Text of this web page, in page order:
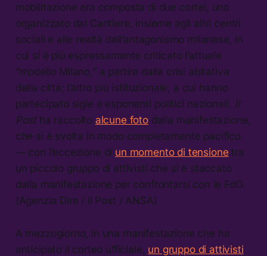
mobilitazione era composta di due cortei, uno
organizzato dal Cantiere, insieme agli altri centri
sociali e alle realtà dell’antagonismo milanese, in
cui si è più espressamente criticato l’attuale
“modello Milano,” a partire dalla crisi abitativa
della città; l’altro più istituzionale, a cui hanno
partecipato sigle e esponenti politici nazionali. Il
Postha raccolto alcune fotodalla manifestazione,
che si è svolta in modo completamente pacifico
— con l’eccezione di un momento di tensione tra
un piccolo gruppo di attivisti che si è staccato
dalla manifestazione per confrontarsi con le FdO.
(Agenzia Dire / il Post / ANSA)
A mezzogiorno, in una manifestazione che ha
anticipato il corteo ufficiale, un gruppo di attivisti